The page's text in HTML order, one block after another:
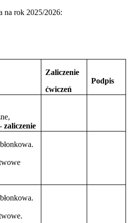
na rok 2025/2026:
Zaliczenie
ćwiczeń
Podpis
zaliczenie